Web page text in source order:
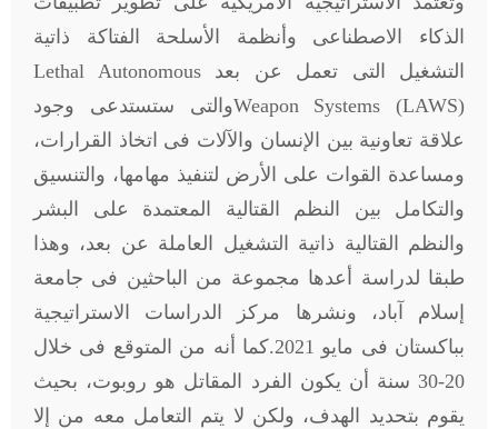
الذكاء الاصطناعى وأنظمة الأسلحة الفتاكة ذاتية
التشغيل التى تعمل عن بعدLethal Autonomous
Weapon Systems (LAWS)والتى ستستدعى وجود
علاقة تعاونية بين الإنسان والآلات فى اتخاذ القرارات،
ومساعدة القوات على الأرض لتنفيذ مهامها، والتنسيق
والتكامل بين النظم القتالية المعتمدة على البشر
والنظم القتالية ذاتية التشغيل العاملة عن بعد، وهذا
طبقا لدراسة أعدها مجموعة من الباحثين فى جامعة
إسلام آباد، ونشرها مركز الدراسات الاستراتيجية
بباكستان فى مايو 2021.كما أنه من المتوقع فى خلال
20-30 سنة أن يكون الفرد المقاتل هو روبوت، بحيث
يقوم بتحديد الهدف، ولكن لا يتم التعامل معه من إلا